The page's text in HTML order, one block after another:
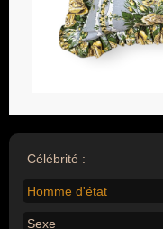
Célébrité :
Homme d'état
Sexe